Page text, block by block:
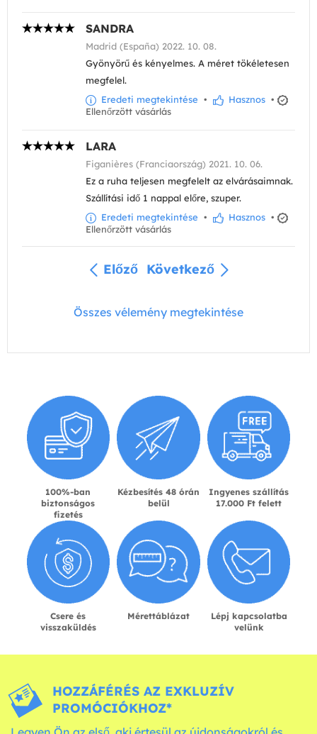
SANDRA
Madrid (España) 2022. 10. 08.
Gyönyörű és kényelmes. A méret tökéletesen
megfelel.
Eredeti megtekintése • Hasznos •
Ellenőrzött vásárlás
LARA
Figanières (Franciaország) 2021. 10. 06.
Ez a ruha teljesen megfelelt az elvárásaimnak.
Szállítási idő 1 nappal előre, szuper.
Eredeti megtekintése • Hasznos •
Ellenőrzött vásárlás
Előző Következő
Összes vélemény megtekintése
100%-ban
biztonságos
fizetés
Kézbesítés 48 órán
belül
Ingyenes szállítás
17.000 Ft felett
Csere és
visszaküldés
Mérettáblázat
Lépj kapcsolatba
velünk
HOZZÁFÉRÉS AZ EXKLUZÍV
PROMÓCIÓKHOZ*